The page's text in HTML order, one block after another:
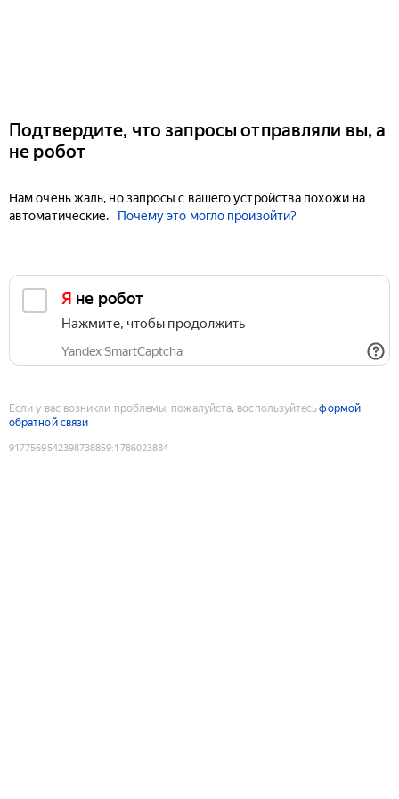
Подтвердите, что запросы отправляли вы, а
не робот
Нам очень жаль, но запросы с вашего устройства похожи на
автоматические.
Почему это могло произойти?
Я не робот
Нажмите, чтобы продолжить
Yandex SmartCaptcha
Если у вас возникли проблемы, пожалуйста, воспользуйтесьформой
обратной связи
9177569542398738859:1786023884